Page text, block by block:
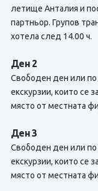
летище Анталия и
партньор. Групов
хотела след 14.00 ч.
Ден 2
Свободен ден или
екскурзии, които се
място от местната
Ден 3
Свободен ден или
екскурзии, които се
място от местната